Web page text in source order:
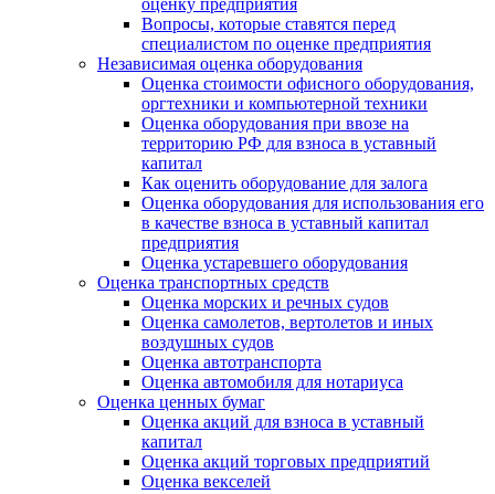
оценку предприятия
Вопросы, которые ставятся перед
специалистом по оценке предприятия
Независимая оценка оборудования
Оценка стоимости офисного оборудования,
оргтехники и компьютерной техники
Оценка оборудования при ввозе на
территорию РФ для взноса в уставный
капитал
Как оценить оборудование для залога
Оценка оборудования для использования его
в качестве взноса в уставный капитал
предприятия
Оценка устаревшего оборудования
Оценка транспортных средств
Оценка морских и речных судов
Оценка самолетов, вертолетов и иных
воздушных судов
Оценка автотранспорта
Оценка автомобиля для нотариуса
Оценка ценных бумаг
Оценка акций для взноса в уставный
капитал
Оценка акций торговых предприятий
Оценка векселей